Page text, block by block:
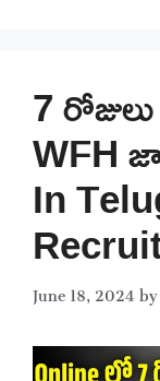
7
WFH
In
June 18, 2024by